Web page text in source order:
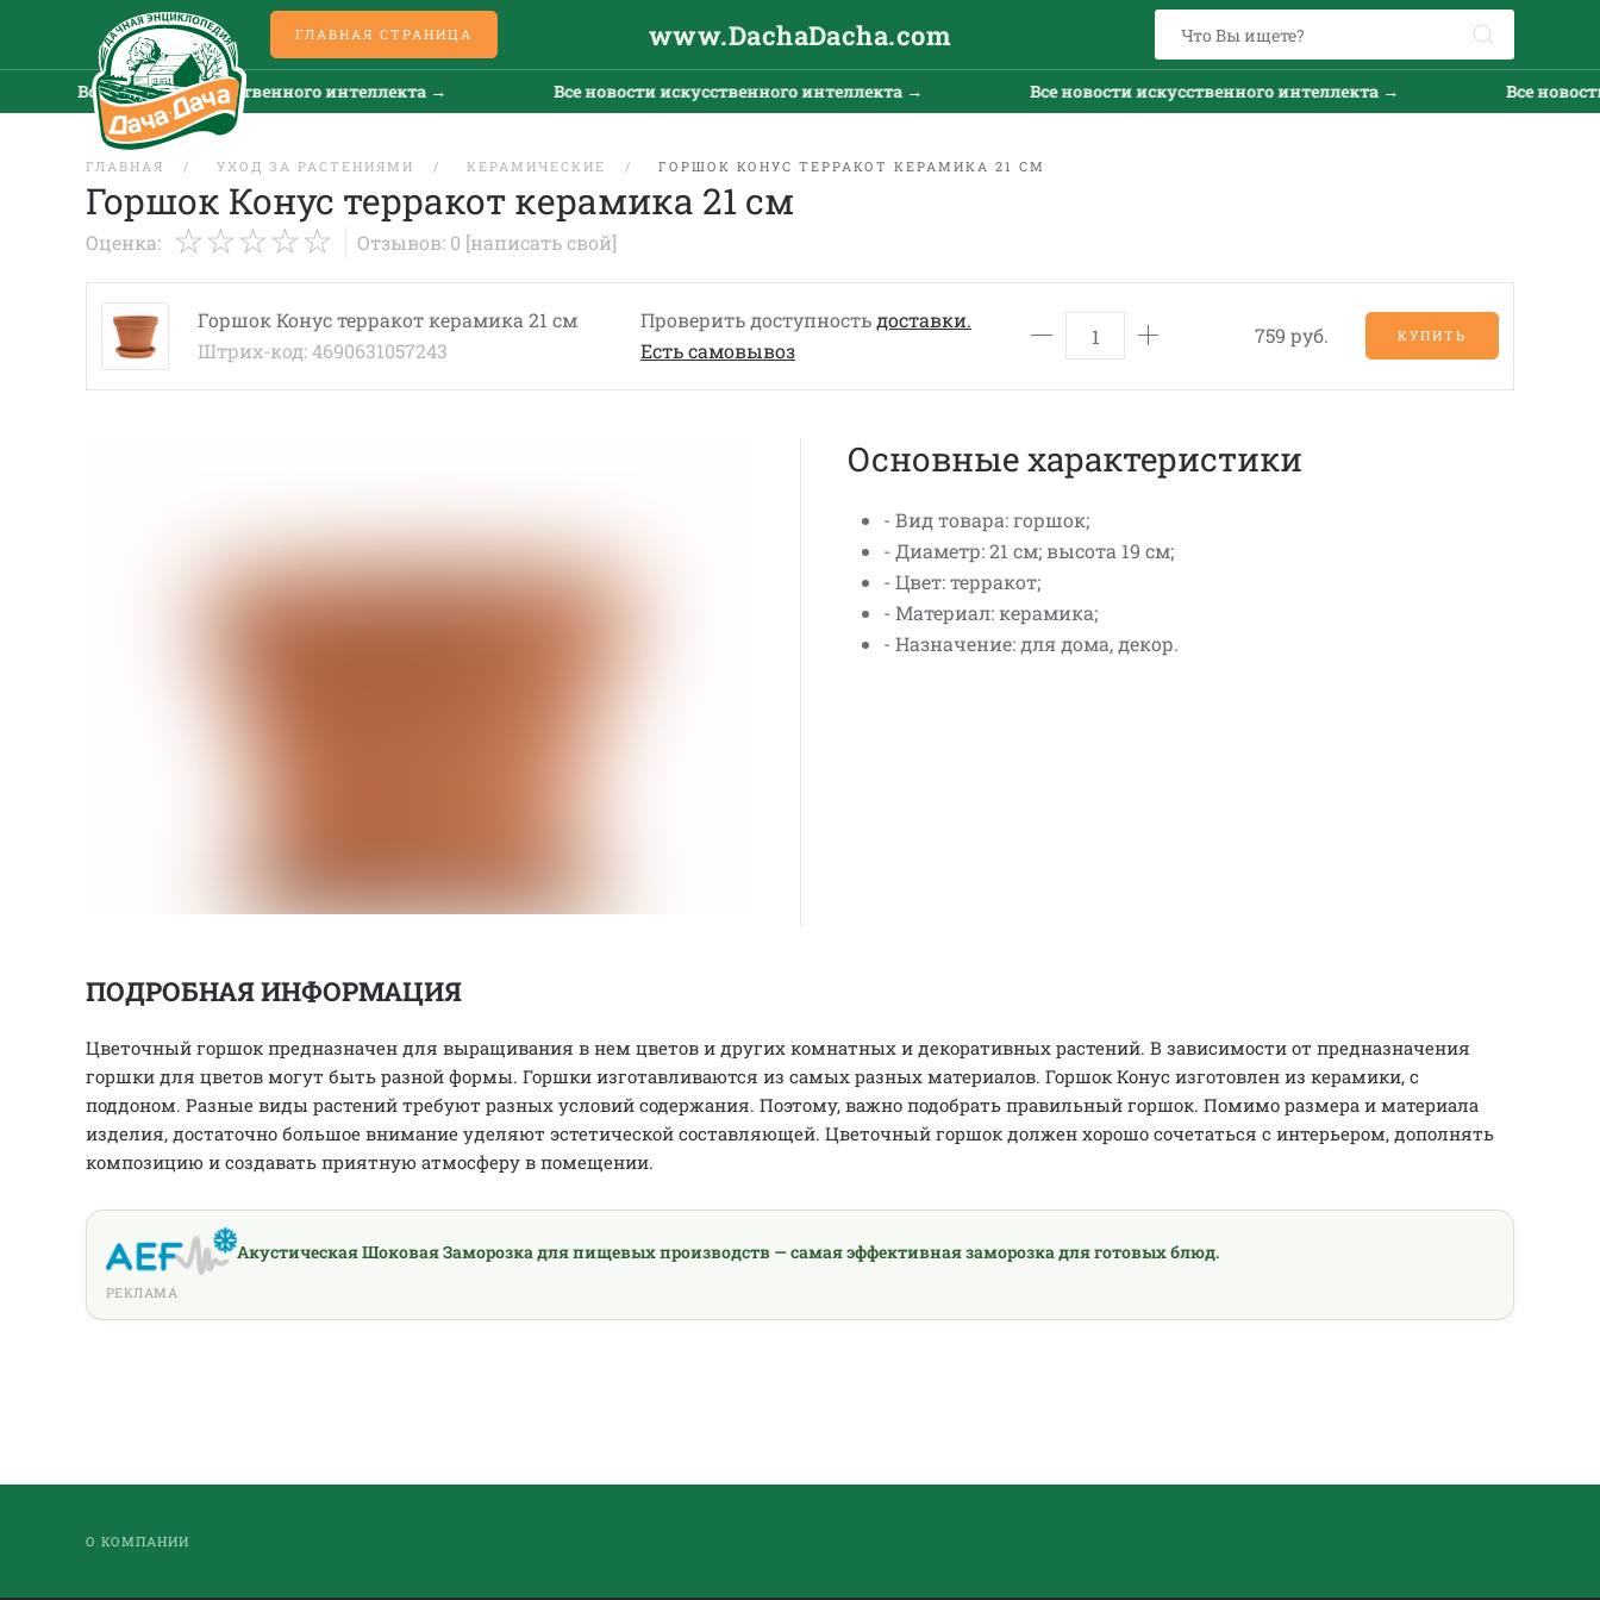
ГЛАВНАЯ СТРАНИЦА www.DachaDacha.com
Все новости искусственного интеллекта → Все новости искусственного интеллекта → Все новости искусственного интеллекта → Все
ГЛАВНАЯ УХОД ЗА РАСТЕНИЯМИ КЕРАМИЧЕСКИЕ ГОРШОК КОНУС ТЕРРАКОТ КЕРАМИКА 21 СМ
Горшок Конус терракот керамика 21 см
Оценка: Отзывов: 0 [написать свой]
Горшок Конус терракот керамика 21 см
Штрих-код: 4690631057243
Проверить доступность доставки.
Eсть cамовывоз
759 руб. КУПИТЬ
Основные характеристики
- Вид товара: горшок;
- Диаметр: 21 см; высота 19 см;
- Цвет: терракот;
- Материал: керамика;
- Назначение: для дома, декор.
ПОДРОБНАЯ ИНФОРМАЦИЯ
Цветочный горшок предназначен для выращивания в нем цветов и других комнатных и декоративных растений. В зависимости от предназначения
горшки для цветов могут быть разной формы. Горшки изготавливаются из самых разных материалов. Горшок Конус изготовлен из керамики, с
поддоном. Разные виды растений требуют разных условий содержания. Поэтому, важно подобрать правильный горшок. Помимо размера и материала
изделия, достаточно большое внимание уделяют эстетической составляющей. Цветочный горшок должен хорошо сочетаться с интерьером, дополнять
композицию и создавать приятную атмосферу в помещении.
Акустическая Шоковая Заморозка для пищевых производств — самая эффективная заморозка для готовых блюд.
РЕКЛАМА
О КОМПАНИИ